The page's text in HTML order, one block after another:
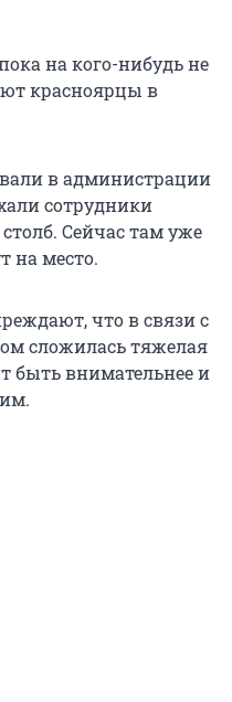
на кого-нибудь не
красноярцы в
в администрации
сотрудники
Сейчас там уже
на место.
что в связи с
сложилась тяжелая
быть внимательнее и